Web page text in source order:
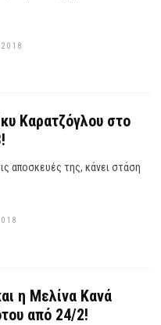
Καρατζόγλου στο
αποσκευές της, κάνει στάση
η Μελίνα Κανά
από 24/2!